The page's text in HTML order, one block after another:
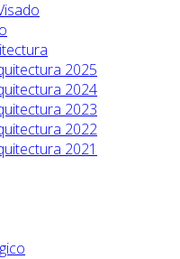
2025
2024
2023
2022
2021